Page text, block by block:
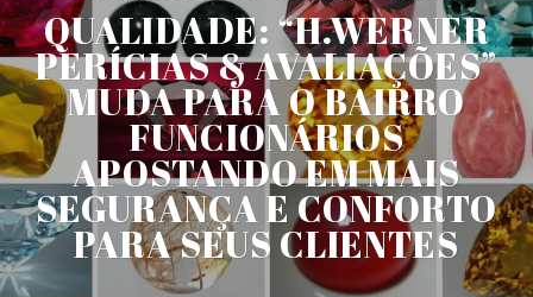
QUALIDADE: “H.WERNER
PERÍCIAS & AVALIAÇÕES”
MUDA PARA O BAIRRO
FUNCIONÁRIOS
APOSTANDO EM MAIS
SEGURANÇA E CONFORTO
PARA SEUS CLIENTES